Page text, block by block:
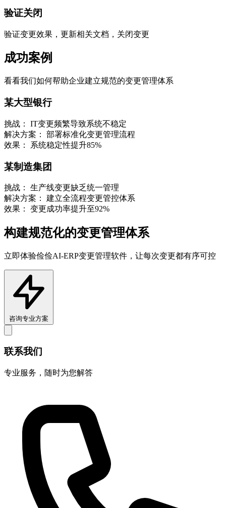
验证关闭
验证变更效果，更新相关文档，关闭变更
成功案例
看看我们如何帮助企业建立规范的变更管理体系
某大型银行
挑战：
IT变更频繁导致系统不稳定
解决方案：
部署标准化变更管理流程
效果：
系统稳定性提升85%
某制造集团
挑战：
生产线变更缺乏统一管理
解决方案：
建立全流程变更管控体系
效果：
变更成功率提升至92%
构建规范化的变更管理体系
立即体验俭俭AI-ERP变更管理软件，让每次变更都有序可控
咨询专业方案
联系我们
专业服务，随时为您解答